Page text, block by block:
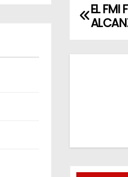
N
c
EL FMI